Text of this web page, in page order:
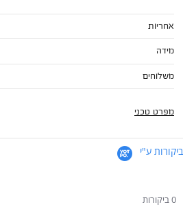
אחריות
מידה
משלוחים
מפרט טכני
ביקורות ע"י
0 ביקורות